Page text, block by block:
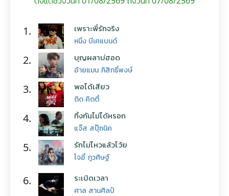
1. เพราะพี่รักจริง
หนึ่ง บีเคแบนด์
2. บุญผลาบ่ฮอด
อ้ายแมน ภิสิทธิ์พงษ์
3. พอได้เสียว
ดิด คิตตี้
4. ทิ้งกันไม่ได้หรอก
แจ๊ส สปุ๊กนิค
5. รักไม่ไหวแล้วโว้ย
โจอี้ ภูวศิษฐ์
6. ระเบิดเวลา
ศาล สานศิลป์